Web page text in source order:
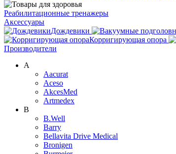
Реабилитационные тренажеры
Аксессуары
Дождевики
Корригирующая опора
Производители
A
Aacurat
Aceso
AkcesMed
Artmedex
B
B.Well
Barry
Bellavita Drive Medical
Bronigen